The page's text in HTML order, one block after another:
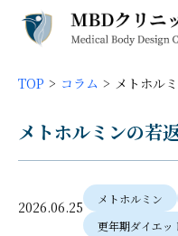
TOP コラム メトホル
メトホルミンの若
2026.06.25 メトホルミン
更年期ダイエッ